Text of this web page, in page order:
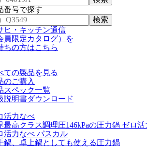
番号で探す
ヒ・キッチン通信
員限定カタログ）を
ちの方はこちら
ての製品を見る
のご購入
スペック一覧
説明書ダウンロード
活力なべ
最高クラス調理圧146kPaの圧力鍋 ゼロ活
活力なべ パスカル
鍋、卓上鍋としても使える圧力鍋